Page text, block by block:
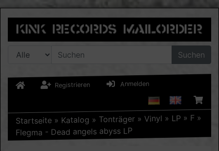
Suchen
Registrieren Anmelden
Startseite » Katalog » Tonträger » Vinyl » LP » F »
Flegma - Dead angels abyss LP